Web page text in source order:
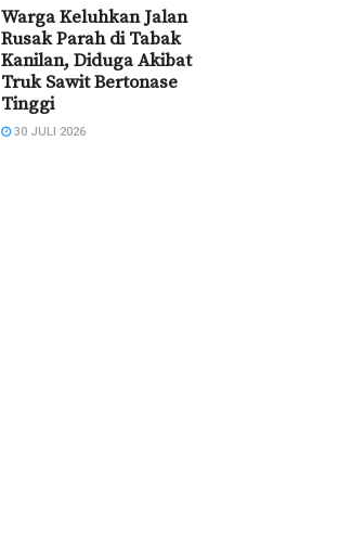
Warga Keluhkan Jalan
Rusak Parah di Tabak
Kanilan, Diduga Akibat
Truk Sawit Bertonase
Tinggi
30 JULI 2026